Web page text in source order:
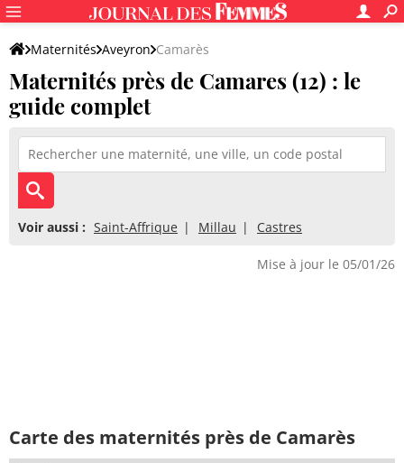
Maternités Aveyron Camarès
Maternités près de Camares (12) : le
guide complet
Voir aussi : Saint-Affrique Millau Castres
Mise à jour le 05/01/26
Carte des maternités près de Camarès